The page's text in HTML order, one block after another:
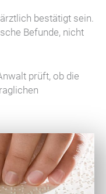
bestätigt sein.
Befunde, nicht
prüft, ob die